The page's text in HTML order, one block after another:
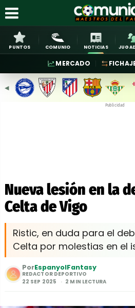
PUNTOS COMUNIO NOTICIAS
MERCADO
◀︎
Publicidad
Nueva lesión en la
Celta de Vigo
Ristic, en duda para el
Celta por molestias en el
PorEspanyolFantasy
REDACTOR DEPORTIVO
22 SEP 2025
2 MIN LECTURA